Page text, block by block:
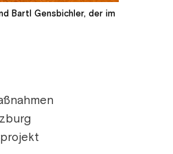
Bartl Gensbichler, der im